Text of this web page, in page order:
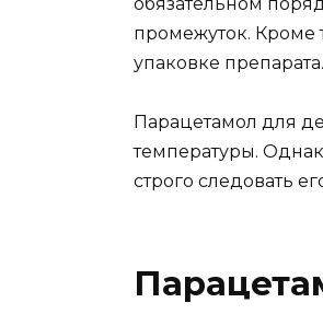
промежуток. Кроме
упаковке препарата.
Парацетамол для
температуры.
строго следовать